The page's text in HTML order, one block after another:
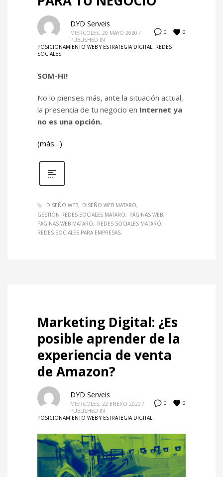
0 0
DYD Serveis
MIÉRCOLES, 20 MAYO 2020 /
PUBLISHED IN
POSICIONAMIENTO WEB Y ESTRATEGIA DIGITAL, REDES
SOCIALES
SOM-HI!
No lo pienses más, ante la situación actual,
la presencia de tu negocio en Internet ya
no es una opción.
(más…)
DISEÑO WEB
DISEÑO WEB MATARO
GESTIÓN REDES SOCIALES MATARO
PÁGINAS WEB
PAGINAS WEB MATARO
REDES SOCIALES MATARÓ
REDES SOCIALES PARA EMPRESAS
Marketing Digital: ¿Es
posible aprender de la
experiencia de venta
de Amazon?
0 0
DYD Serveis
MIÉRCOLES, 22 ENERO 2020 /
PUBLISHED IN
POSICIONAMIENTO WEB Y ESTRATEGIA DIGITAL